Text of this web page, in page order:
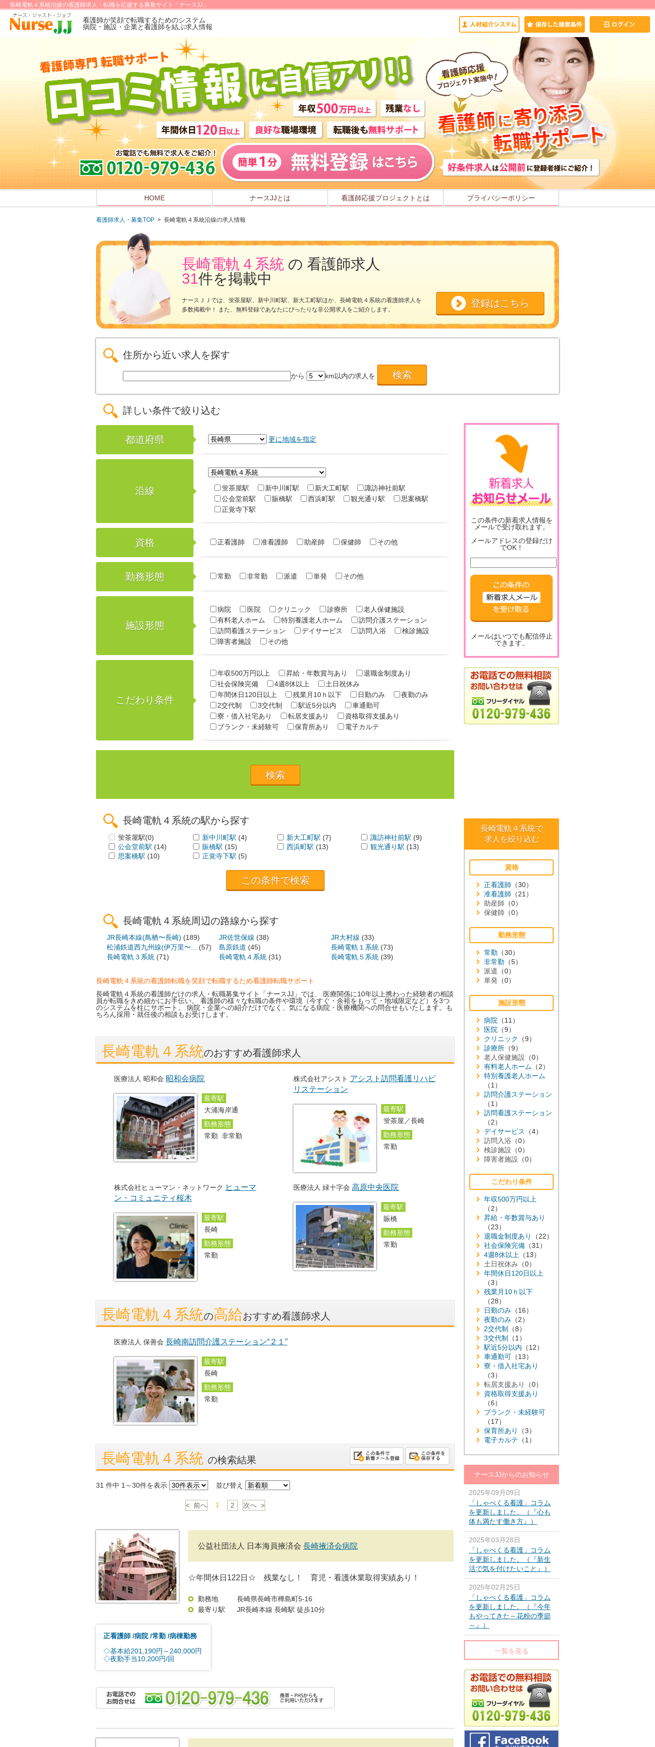
長崎電軌４系統沿線の看護師求人・転職を応援する募集サイト「ナースJJ」
看護師が笑顔で転職するためのシステム
病院・施設・企業と看護師を結ぶ求人情報
HOME ナースJJとは 看護師応援プロジェクトとは プライバシーポリシー
看護師求人・募集TOP > 長崎電軌４系統沿線の求人情報
長崎電軌４系統 の 看護師求人
31件を掲載中
ナースＪＪでは、蛍茶屋駅、新中川町駅、新大工町駅ほか、長崎電軌４系統の看護師求人を
多数掲載中！ また、無料登録であなたにぴったりな非公開求人をご紹介します。
登録はこちら
住所から近い求人を探す
から km以内の求人を
詳しい条件で絞り込む
都道府県 更に地域を指定
沿線 蛍茶屋駅 新中川町駅 新大工町駅
諏訪神社前駅
公会堂前駅
賑橋駅 西浜町駅 観光通り駅
思案橋駅
正覚寺下駅
資格 正看護師 准看護師 助産師 保健師 その他
勤務形態 常勤 非常勤 派遣 単発 その他
施設形態
病院 医院 クリニック 診療所
老人保健施設
有料老人ホーム
特別養護老人ホーム
訪問介護ステーション
訪問看護ステーション
デイサービス 訪問入浴
検診施設
障害者施設
その他
こだわり条件
年収500万円以上 昇給・年数賞与あり
退職金制度あり
社会保険完備
4週8休以上
土日祝休み
年間休日120日以上
残業月10ｈ以下 日勤のみ
夜勤のみ
2交代制
3交代制 駅近5分以内
車通勤可
寮・借入社宅あり
転居支援あり
資格取得支援あり
ブランク・未経験可
保育所あり 電子カルテ
この条件の新着求人情報を
メールで受け取れます。
メールアドレスの登録だけ
でOK！
メールはいつでも配信停止
できます。
長崎電軌４系統の駅から探す
蛍茶屋駅(0) 新中川町駅 (4) 新大工町駅 (7) 諏訪神社前駅 (9)
公会堂前駅 (14) 賑橋駅 (15) 西浜町駅 (13) 観光通り駅 (13)
思案橋駅 (10) 正覚寺下駅 (5)
長崎電軌４系統周辺の路線から探す
JR長崎本線(鳥栖〜長崎) (189) JR佐世保線 (38) JR大村線 (33)
松浦鉄道西九州線(伊万里〜... (57) 島原鉄道 (45) 長崎電軌１系統 (73)
長崎電軌３系統 (71) 長崎電軌４系統 (31) 長崎電軌５系統 (39)
長崎電軌４系統の看護師転職を笑顔で転職するため看護師転職サポート
長崎電軌４系統の看護師だけの求人・転職募集サイト「ナースJJ」では、 医療関係に10年以上携わった経験者の相談
員が転職をきめ細かにお手伝い。 看護師の様々な転職の条件や環境（今すぐ・余裕をもって・地域限定など）を3つ
のシステムを柱にサポート。 病院・企業への紹介だけでなく、気になる病院・医療機関への問合せもいたします。も
ちろん採用・就任後の相談もお受けします。
長崎電軌４系統のおすすめ看護師求人
医療法人 昭和会 昭和会病院
最寄駅
大浦海岸通
勤務形態
常勤 非常勤
株式会社アシスト アシスト訪問看護リハビ
リステーション
最寄駅
蛍茶屋／長崎
勤務形態
常勤
株式会社ヒューマン・ネットワーク ヒューマ
ン・コミュニティ桜木
最寄駅
長崎
勤務形態
常勤
医療法人 緑十字会 高原中央医院
最寄駅
賑橋
勤務形態
常勤
長崎電軌４系統の高給おすすめ看護師求人
医療法人 保善会 長崎南訪問介護ステーション“２１”
最寄駅
長崎
勤務形態
常勤
長崎電軌４系統 の検索結果
31 件中 1～30件を表示 並び替え
< 前へ 1 2 次へ >
公益社団法人 日本海員掖済会 長崎掖済会病院
☆年間休日122日☆ 残業なし！ 育児・看護休業取得実績あり！
勤務地
長崎県長崎市樺島町5-16
最寄り駅
JR長崎本線 長崎駅 徒歩10分
正看護師 病院 常勤 病棟勤務
◇基本給201,190円～240,000円
◇夜勤手当10,200円/回
長崎電軌４系統で
求人を絞り込む
資格
正看護師 （30）
准看護師 （21）
助産師 （0）
保健師 （0）
勤務形態
常勤 （30）
非常勤 （5）
派遣 （0）
単発 （0）
施設形態
病院 （11）
医院 （9）
クリニック
（9）
診療所 （9）
老人保健施設 （0）
有料老人ホーム （2）
特別養護老人ホーム
（1）
訪問介護ステーション
（1）
訪問看護ステーション
（2）
デイサービス
（4）
訪問入浴 （0）
検診施設 （0）
障害者施設 （0）
こだわり条件
年収500万円以上
（2）
昇給・年数賞与あり
（23）
退職金制度あり
（22）
社会保険完備 （31）
4週8休以上 （13）
土日祝休み （0）
年間休日120日以上
（3）
残業月10ｈ以下
（28）
日勤のみ （16）
夜勤のみ （2）
2交代制
（8）
3交代制
（1）
駅近5分以内 （12）
車通勤可 （13）
寮・借入社宅あり
（3）
転居支援あり
（0）
資格取得支援あり
（6）
ブランク・未経験可
（17）
保育所あり
（3）
電子カルテ （1）
ナースJJからのお知らせ
2025年09月09日
「しゃべくる看護」コラム
を更新しました。（『心も
体も満たす働き方』）
2025年03月28日
「しゃべくる看護」コラム
を更新しました。（『新生
活で気を付けたいこと』）
2025年02月25日
「しゃべくる看護」コラム
を更新しました。（『今年
もやってきた～花粉の季節
～』）
一覧を見る